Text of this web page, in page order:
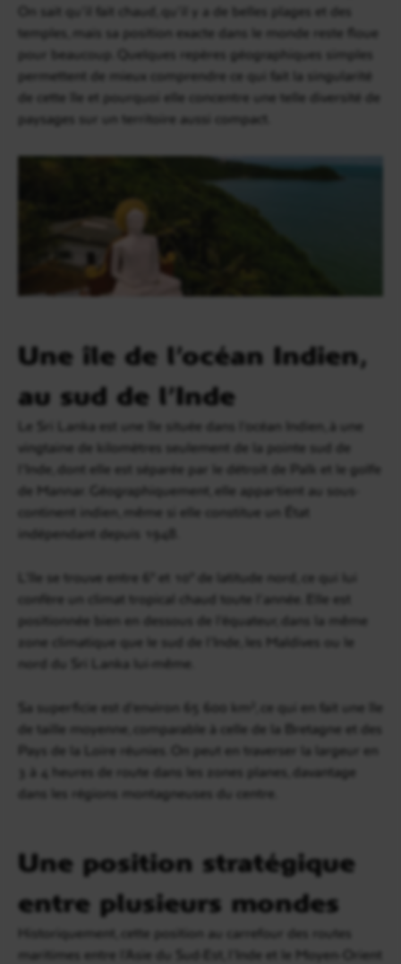
On sait qu’il fait chaud, qu’il y a de belles plages et des
temples, mais sa position exacte dans le monde reste floue
pour beaucoup. Quelques repères géographiques simples
permettent de mieux comprendre ce qui fait la singularité
de cette île et pourquoi elle concentre une telle diversité de
paysages sur un territoire aussi compact.
Une île de l’océan Indien,
au sud de l’Inde
Le Sri Lanka est une île située dans l’océan Indien, à une
vingtaine de kilomètres seulement de la pointe sud de
l’Inde, dont elle est séparée par le détroit de Palk et le golfe
de Mannar. Géographiquement, elle appartient au sous-
continent indien, même si elle constitue un État
indépendant depuis 1948.
L’île se trouve entre 6° et 10° de latitude nord, ce qui lui
confère un climat tropical chaud toute l’année. Elle est
positionnée bien en dessous de l’équateur, dans la même
zone climatique que le sud de l’Inde, les Maldives ou le
nord du Sri Lanka lui-même.
Sa superficie est d’environ 65 600 km², ce qui en fait une île
de taille moyenne, comparable à celle de la Bretagne et des
Pays de la Loire réunies. On peut en traverser la largeur en
3 à 4 heures de route dans les zones planes, davantage
dans les régions montagneuses du centre.
Une position stratégique
entre plusieurs mondes
Historiquement, cette position au carrefour des routes
maritimes entre l’Asie du Sud-Est, l’Inde et le Moyen-Orient